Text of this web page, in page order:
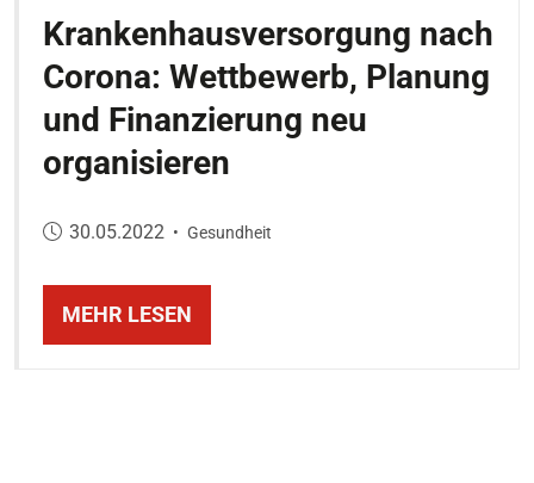
Krankenhausversorgung nach
Corona: Wettbewerb, Planung
und Finanzierung neu
organisieren
Veröffentlicht am:
30.05.2022 • Gesundheit
MEHR LESEN